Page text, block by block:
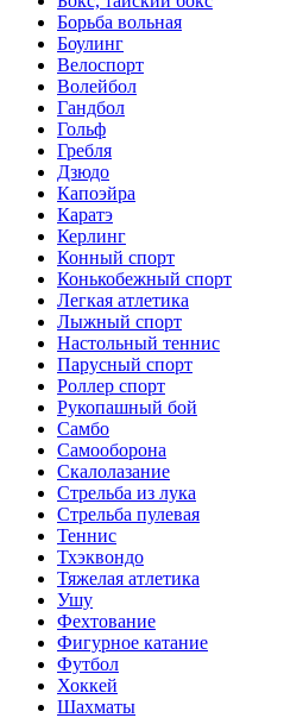
Борьба вольная
Боулинг
Велоспорт
Волейбол
Гандбол
Гольф
Гребля
Дзюдо
Капоэйра
Каратэ
Керлинг
Конный спорт
Конькобежный спорт
Легкая атлетика
Лыжный спорт
Настольный теннис
Парусный спорт
Роллер спорт
Рукопашный бой
Самбо
Самооборона
Скалолазание
Стрельба из лука
Стрельба пулевая
Теннис
Тхэквондо
Тяжелая атлетика
Ушу
Фехтование
Фигурное катание
Футбол
Хоккей
Шахматы